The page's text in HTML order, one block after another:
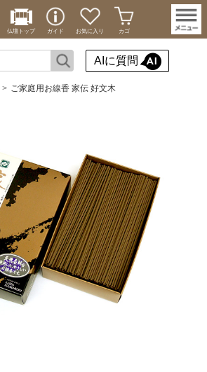
仏壇トップ ガイド お気に入り カゴ
AIに質問
ご家庭用お線香 家伝 好文木